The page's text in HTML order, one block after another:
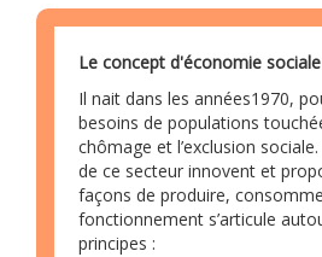
Le concept d'économie
Il nait dans les années1970,
besoins de populations
chômage et l’exclusion
de ce secteur innovent et
façons de produire,
fonctionnement s’articule
principes :